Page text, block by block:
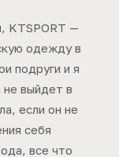
KTSPORT —
одежду в
подруги и я
не выйдет в
если он не
себя
все что